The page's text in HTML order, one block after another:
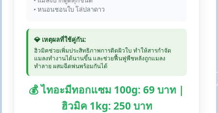
• หนอนชอนใบ โล่ปลาดาว
💎 เหตุผลที่ใช้คู่กัน:
ฮิวมิคช่วยเพิ่มประสิทธิภาพการติดผิวใบ ทำให้สารกำจัด
แมลงทำงานได้นานขึ้น และช่วยฟื้นฟูพืชหลังถูกแมลง
ทำลาย ผสมฉีดพ่นพร้อมกันได้
💰 ไทอะมีทอกแซม 100g: 69 บาท |
ฮิวมิค 1kg: 250 บาท